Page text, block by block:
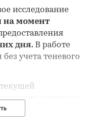
исследование
на момент
дня. В работе
учета теневого
сухих завтраков